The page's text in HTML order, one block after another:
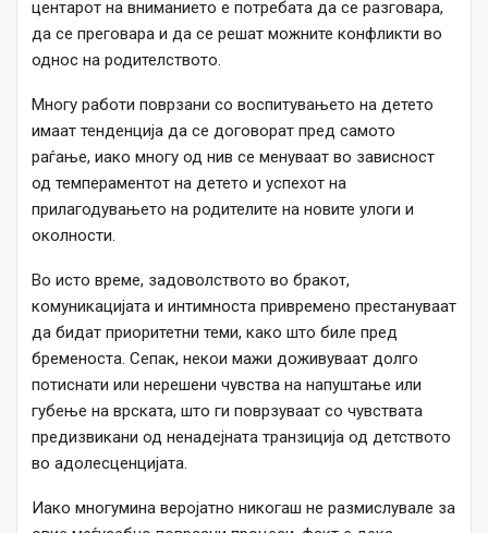
центарот на вниманието е потребата да се разговара,
да се преговара и да се решат можните конфликти во
однос на родителството.
Многу работи поврзани со воспитувањето на детето
имаат тенденција да се договорат пред самото
раѓање, иако многу од нив се менуваат во зависност
од темпераментот на детето и успехот на
прилагодувањето на родителите на новите улоги и
околности.
Во исто време, задоволството во бракот,
комуникацијата и интимноста привремено престануваат
да бидат приоритетни теми, како што биле пред
бременоста. Сепак, некои мажи доживуваат долго
потиснати или нерешени чувства на напуштање или
губење на врската, што ги поврзуваат со чувствата
предизвикани од ненадејната транзиција од детството
во адолесценцијата.
Иако многумина веројатно никогаш не размислувале за